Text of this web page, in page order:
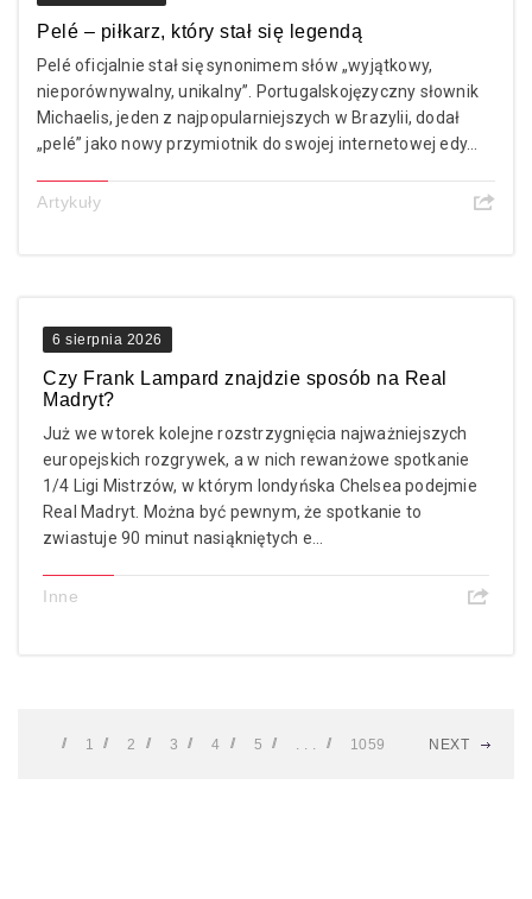
Pelé – piłkarz, który stał się legendą
Pelé oficjalnie stał się synonimem słów „wyjątkowy,
nieporównywalny, unikalny”. Portugalskojęzyczny słownik
Michaelis, jeden z najpopularniejszych w Brazylii, dodał
„pelé” jako nowy przymiotnik do swojej internetowej edy...
Artykuły
6 sierpnia 2026
Czy Frank Lampard znajdzie sposób na Real
Madryt?
Już we wtorek kolejne rozstrzygnięcia najważniejszych
europejskich rozgrywek, a w nich rewanżowe spotkanie
1/4 Ligi Mistrzów, w którym londyńska Chelsea podejmie
Real Madryt. Można być pewnym, że spotkanie to
zwiastuje 90 minut nasiąkniętych e...
Inne
1 2 3 4 5 . . . 1059 NEXT